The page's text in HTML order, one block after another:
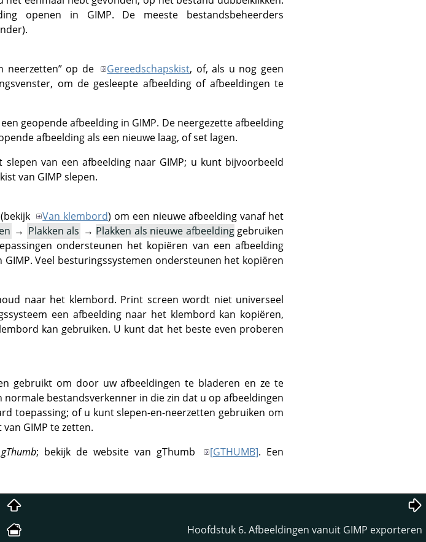
openen in GIMP. De meeste bestandsbeheerders
neerzetten”op de Gereedschapskist, of, als u nog geen
om de gesleepte afbeelding of afbeeldingen te
geopende afbeelding in GIMP. De neergezette afbeelding
afbeelding als een nieuwe laag, of set lagen.
van een afbeelding naar GIMP; u kunt bijvoorbeeld
van GIMP slepen.
(bekijk Van klembord) om een nieuwe afbeelding vanaf het
→ Plakken als → Plakken als nieuwe afbeeldinggebruiken
ondersteunen het kopiëren van een afbeelding
GIMP. Veel besturingssystemen ondersteunen het kopiëren
naar het klembord. Print screen wordt niet universeel
een afbeelding naar het klembord kan kopiëren,
kan gebruiken. U kunt dat het beste even proberen
gebruikt om door uw afbeeldingen te bladeren en ze te
bestandsverkenner in die zin dat u op afbeeldingen
toepassing; of u kunt slepen-en-neerzetten gebruiken om
van GIMP te zetten.
gThumb; bekijk de website van gThumb [GTHUMB]. Een
Hoofdstuk 6. Afbeeldingen vanuit GIMP exporteren